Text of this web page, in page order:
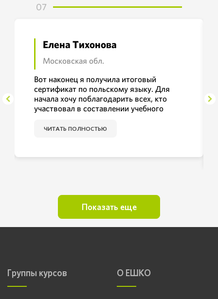
07
Елена Тихонова
Московская обл.
Вот наконец я получила итоговый
сертификат по польскому языку. Для
начала хочу поблагодарить всех, кто
участвовал в составлении учебного
сильно отличается от всех остальных
языковые курсы ЕШКО: английский,
нет. Особая благодарность тем, кто
придумал выносить все спряжения и
склонения в таблицы. Это очень
рассказы. Стихи и прочие тексты.
Подборка текстов просто
ЧИТАТЬ ПОЛНОСТЬЮ
Показать еще
Группы курсов О ЕШКО